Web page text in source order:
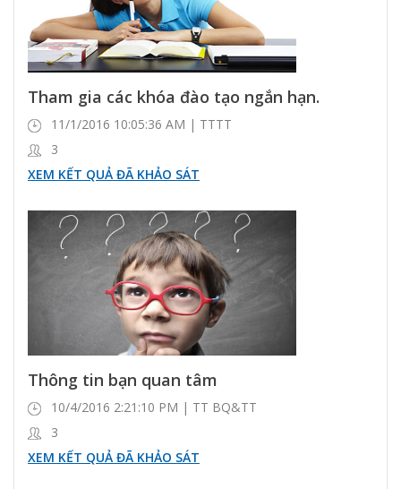
Tham gia các khóa đào tạo ngắn hạn.
11/1/2016 10:05:36 AM | TTTT
3
XEM KẾT QUẢ ĐÃ KHẢO SÁT
Thông tin bạn quan tâm
10/4/2016 2:21:10 PM | TT BQ&TT
3
XEM KẾT QUẢ ĐÃ KHẢO SÁT